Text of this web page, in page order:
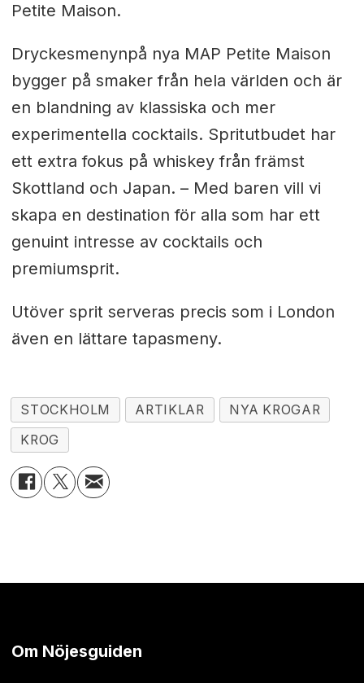
Petite Maison.
Dryckesmenynpå nya MAP Petite Maison
bygger på smaker från hela världen och är
en blandning av klassiska och mer
experimentella cocktails. Spritutbudet har
ett extra fokus på whiskey från främst
Skottland och Japan. – Med baren vill vi
skapa en destination för alla som har ett
genuint intresse av cocktails och
premiumsprit.
Utöver sprit serveras precis som i London
även en lättare tapasmeny.
STOCKHOLM ARTIKLAR
NYA KROGAR
KROG
Om Nöjesguiden